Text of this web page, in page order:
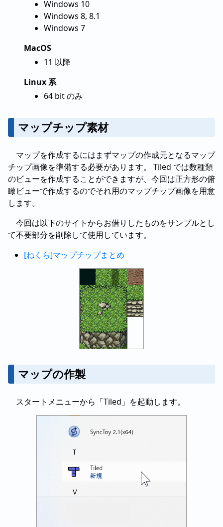
Windows 10
Windows 8, 8.1
Windows 7
MacOS
11 以降
Linux 系
64 bit のみ
マップチップ素材
マップを作成するにはまずマップの作成元となるマップ
チップ画像を準備する必要があります。 Tiled では数種類
のビューを作成することができますが、今回は正方形の俯
瞰ビューで作成するのでそれ用のマップチップ画像を用意
します。
今回は以下のサイトからお借りしたものをサンプルとし
て不要部分を削除して使用しています。
[ねくら]マップチップまとめ
マップの作製
スタートメニューから「Tiled」を起動します。